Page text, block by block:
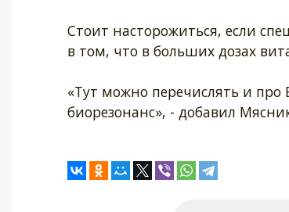
Стоит насторожиться, если
в том, что в больших дозах
«Тут можно перечислять и
биорезонанс», - добавил